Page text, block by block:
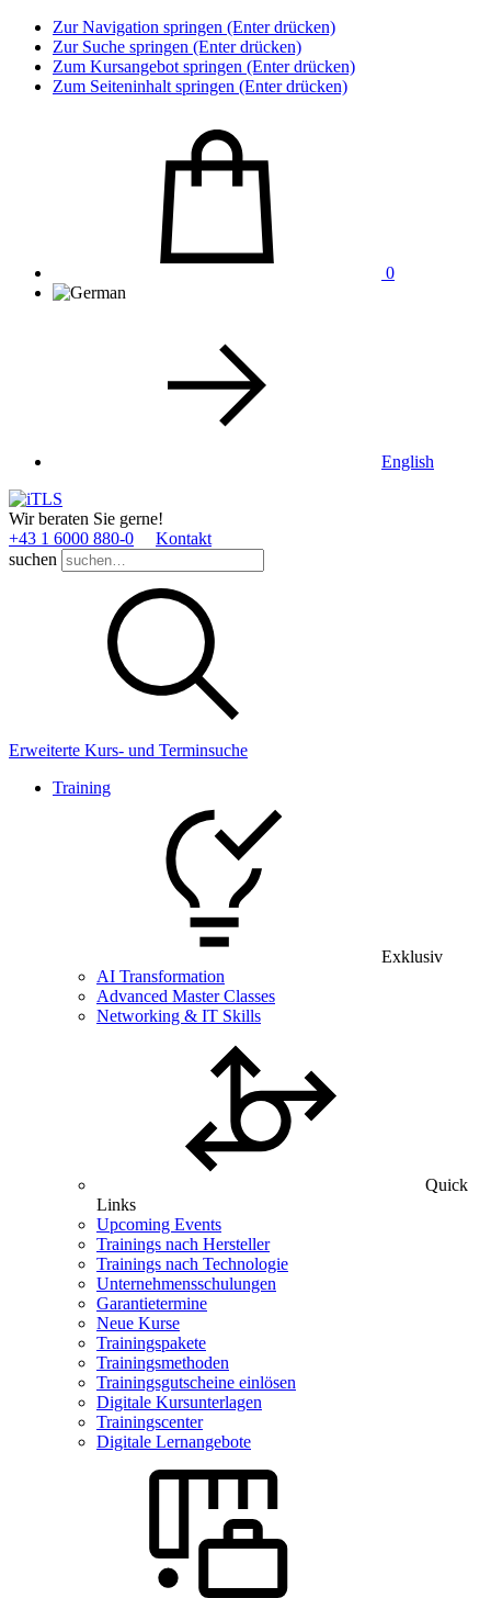
Zur Navigation springen (Enter drücken)
Zur Suche springen (Enter drücken)
Zum Kursangebot springen (Enter drücken)
Zum Seiteninhalt springen (Enter drücken)
0
English
Wir beraten Sie gerne!
+43 1 6000 880­-0
Kontakt
suchen
Erweiterte Kurs- und Terminsuche
Training
Exklusiv
AI Transformation
Advanced Master Classes
Networking & IT Skills
Quick
Links
Upcoming Events
Trainings nach Hersteller
Trainings nach Technologie
Unternehmensschulungen
Garantietermine
Neue Kurse
Trainingspakete
Trainingsmethoden
Trainingsgutscheine einlösen
Digitale Kursunterlagen
Trainingscenter
Digitale Lernangebote